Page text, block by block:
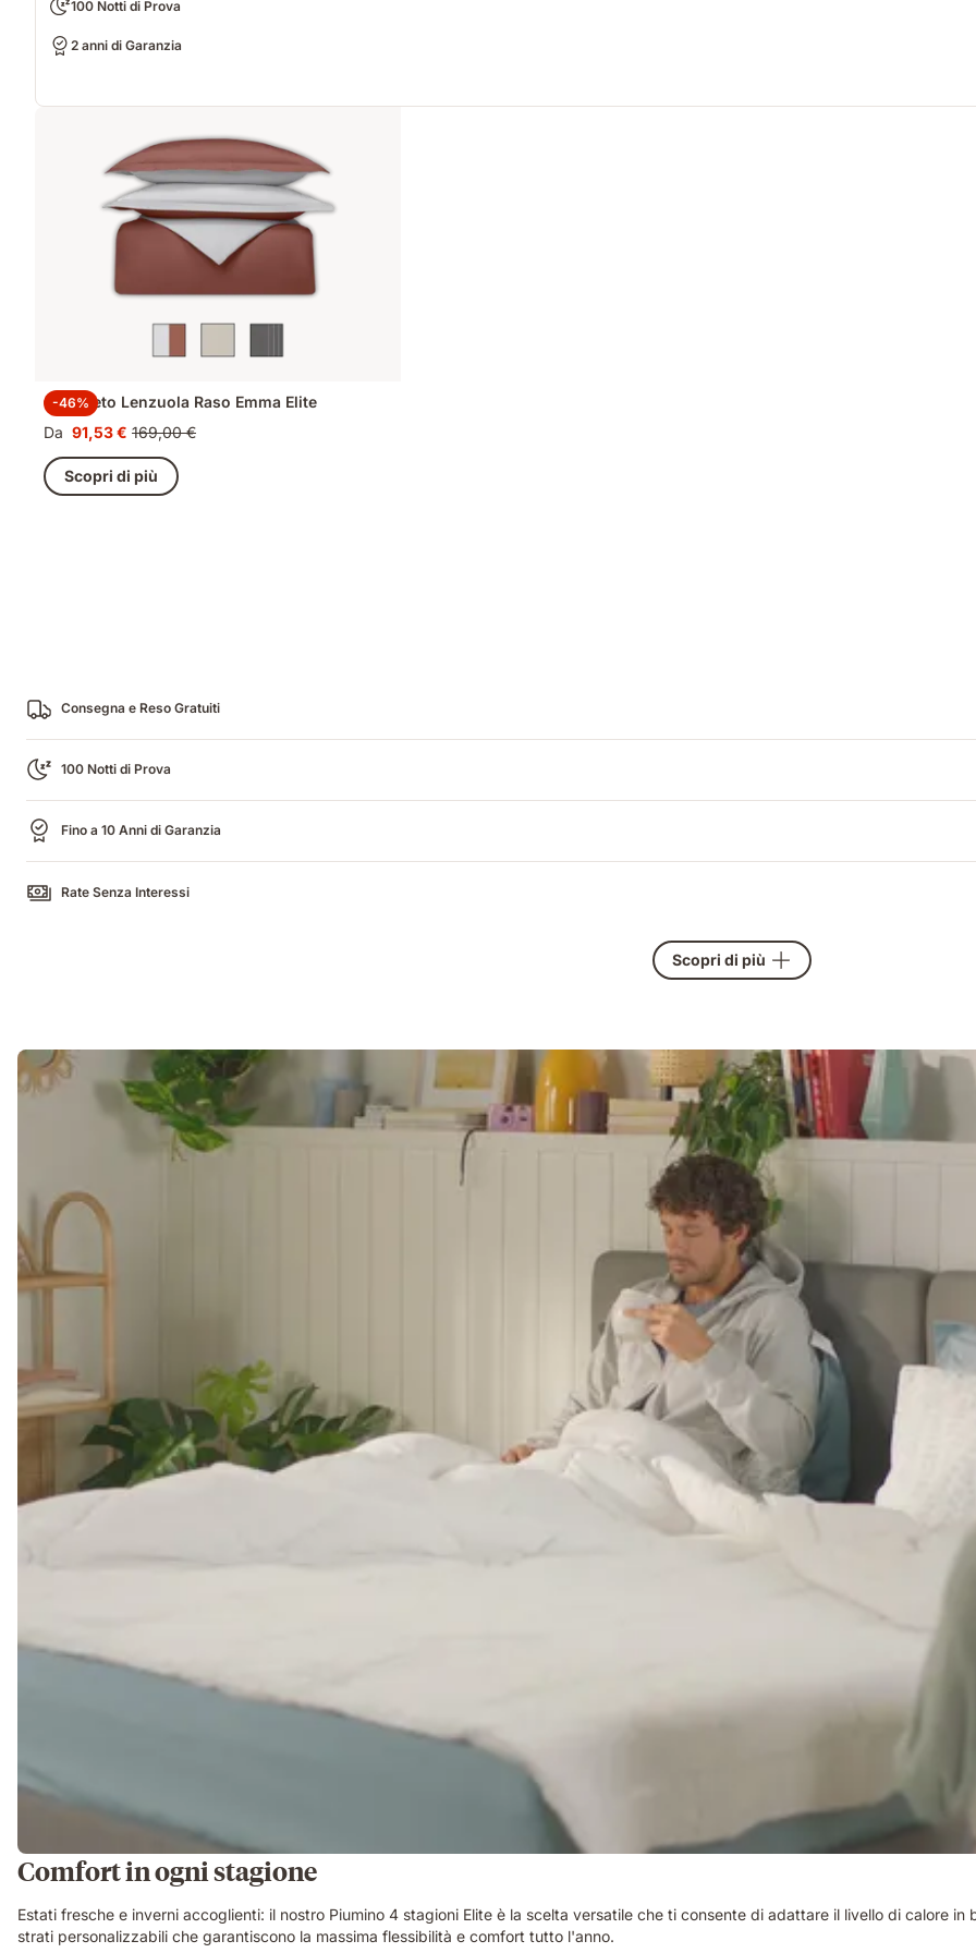
100 Notti di Prova
2 anni di Garanzia
-46%
Completo Lenzuola Raso Emma Elite
Da Prezzo
91,53 €
91,53 € Prezzo
originale
169,00 €
169,00 €
Scopri di più
Consegna e Reso Gratuiti
100 Notti di Prova
Fino a 10 Anni di Garanzia
Rate Senza Interessi
Scopri di più
Comfort in ogni stagione
Estati fresche e inverni accoglienti: il nostro Piumino 4 stagioni Elite è la scelta versatile che ti consente di adattare il livello di calore
strati personalizzabili che garantiscono la massima flessibilità e comfort tutto l'anno.